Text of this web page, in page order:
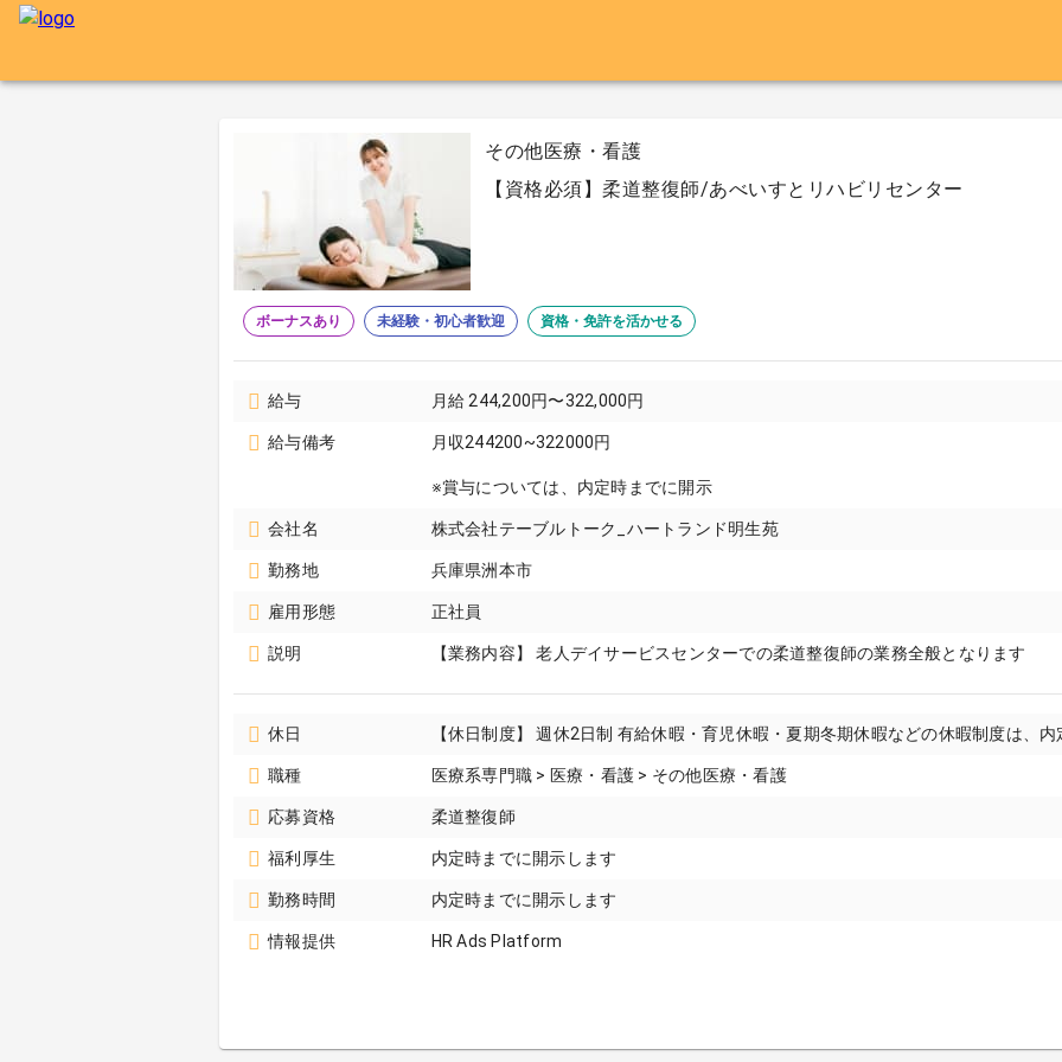
その他医療・看護
【資格必須】柔道整復師/あべいすとリハビリセンター
ボーナスあり 未経験・初心者歓迎 資格・免許を活かせる
給与 月給 244,200円〜322,000円
給与備考 月収244200~322000円
※賞与については、内定時までに開示
会社名 株式会社テーブルトーク_ハートランド明生苑
勤務地 兵庫県洲本市
雇用形態 正社員
説明 【業務内容】 老人デイサービスセンターでの柔道整復師の業務全般となります
休日 【休日制度】 週休2日制 有給休暇・育児休暇・夏期冬期休暇などの休暇制度は、
職種 医療系専門職 > 医療・看護 > その他医療・看護
応募資格 柔道整復師
福利厚生 内定時までに開示します
勤務時間 内定時までに開示します
情報提供 HR Ads Platform